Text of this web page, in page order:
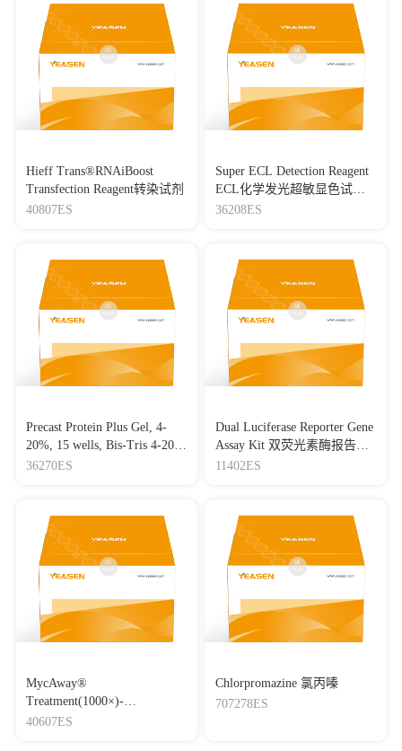
Hieff Trans®RNAiBoost
Transfection Reagent转染试剂
40807ES
Super ECL Detection Reagent
ECL化学发光超敏显色试剂
盒
36208ES
Precast Protein Plus Gel, 4-
20%, 15 wells, Bis-Tris 4-20%
高分辨率预制胶(Bis-Tris)，
36270ES
Dual Luciferase Reporter Gene
Assay Kit 双荧光素酶报告基
因检测试剂盒
11402ES
MycAway®
Treatment(1000×)-
Mycoplasma Elimination
40607ES
Chlorpromazine 氯丙嗪
707278ES